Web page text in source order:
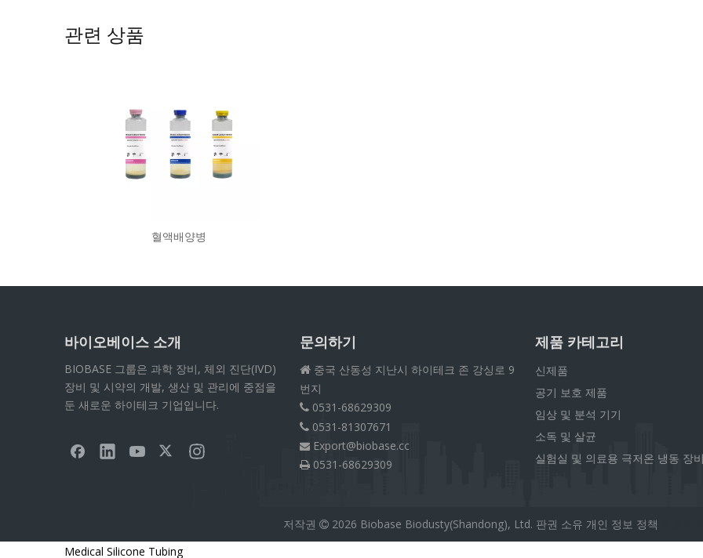
관련 상품
혈액배양병
바이오베이스 소개
BIOBASE 그룹은 과학 장비, 체외 진단(IVD)
장비 및 시약의 개발, 생산 및 관리에 중점을
둔 새로운 하이테크 기업입니다.
문의하기
 중국 산동성 지난시 하이테크 존 강싱로 9
번지
 0531-68629309
 0531-81307671
 Export@biobase.cc
 0531-68629309
제품 카테고리
신제품
공기 보호 제품
임상 및 분석 기기
소독 및 살균
실험실 및 의료용 극저온 냉동 장
저작권  2026 Biobase Biodusty(Shandong), Ltd. 판권 소유 개인 정보 정책
Medical Silicone Tubing